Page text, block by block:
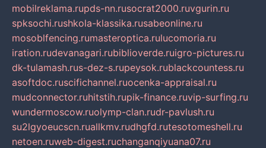
mobilreklama.rupds-nn.rusocrat2000.ruvgurin.ru
spksochi.rushkola-klassika.rusabeonline.ru
mosoblfencing.rumasteroptica.rulucomoria.ru
iration.rudevanagari.rubiblioverde.ruigro-pictures.ru
dk-tulamash.rus-dez-s.rupeysok.rublackcountess.ru
asoftdoc.ruscifichannel.ruocenka-appraisal.ru
mudconnector.ruhitstih.rupik-finance.ruvip-surfing.ru
wundermoscow.ruolymp-clan.rudr-pavlush.ru
su2lgyoeucscn.ruallkmv.rudhgfd.rutesotomeshell.ru
netoen.ruweb-digest.ruchanganqiyuana07.ru